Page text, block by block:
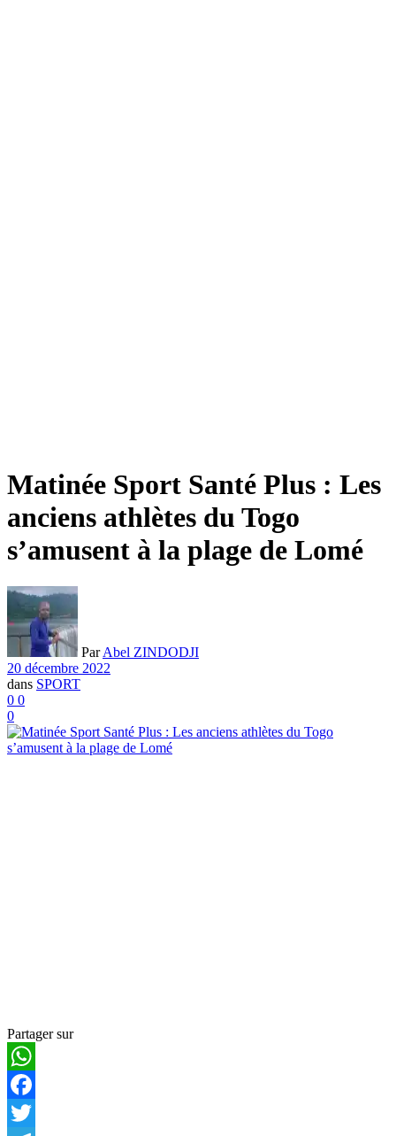
Matinée Sport Santé Plus : Les
anciens athlètes du Togo
s’amusent à la plage de Lomé
Par Abel ZINDODJI
20 décembre 2022
dans SPORT
0 0
0
Partager sur
WhatsApp
Facebook